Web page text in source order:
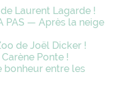
Laurent Lagarde !
PAS — Après la neige
de Joël Dicker !
Ponte !
bonheur entre les